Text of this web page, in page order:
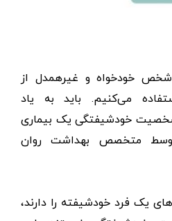
شخص خودخواه و غیرهمدل از
می‌کنیم. باید به یاد
خودشیفتگی یک بیماری
متخصص بهداشت روان
یک فرد خودشیفته را دارند،